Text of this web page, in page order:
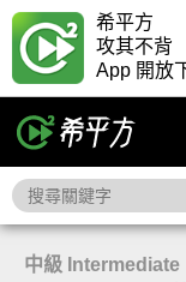
希平方
攻其不背
App 開放
中級 Intermediate